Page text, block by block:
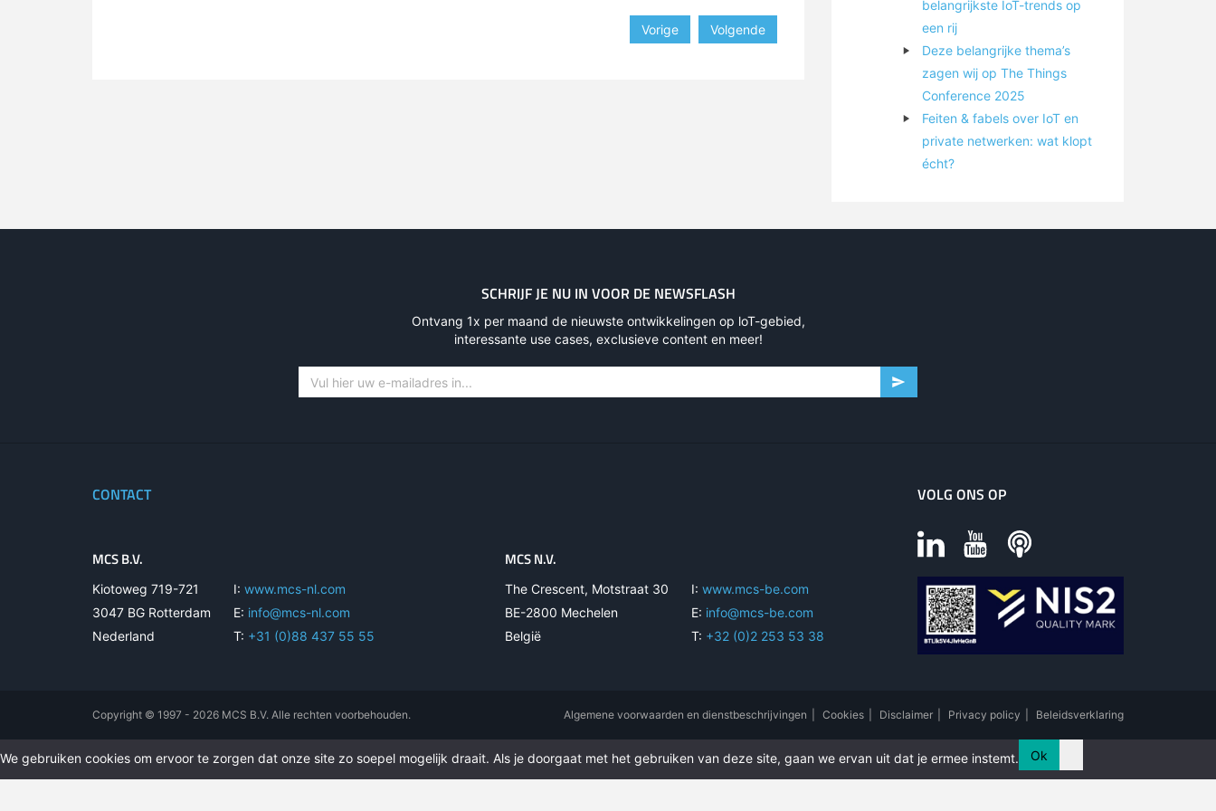
Vorige Volgende
belangrijkste IoT-trends op
een rij
Deze belangrijke thema’s
zagen wij op The Things
Conference 2025
Feiten & fabels over IoT en
private netwerken: wat klopt
écht?
SCHRIJF JE NU IN VOOR DE NEWSFLASH
Ontvang 1x per maand de nieuwste ontwikkelingen op loT-gebied,
interessante use cases, exclusieve content en meer!
CONTACT
MCS B.V.
Kiotoweg 719-721
3047 BG Rotterdam
Nederland
I: www.mcs-nl.com
E: info@mcs-nl.com
T: +31 (0)88 437 55 55
MCS N.V.
The Crescent, Motstraat 30
BE-2800 Mechelen
België
I: www.mcs-be.com
E: info@mcs-be.com
T: +32 (0)2 253 53 38
VOLG ONS OP
Algemene voorwaarden en dienstbeschrijvingen Cookies Disclaimer Privacy policy Beleidsverklaring
Copyright © 1997 - 2026 MCS B.V. Alle rechten voorbehouden.
We gebruiken cookies om ervoor te zorgen dat onze site zo soepel mogelijk draait. Als je doorgaat met het gebruiken van deze site, gaan we ervan uit dat je ermee instemt. Ok